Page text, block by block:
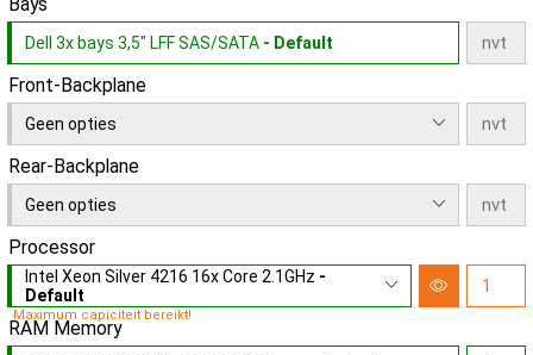
Dell 3x bays 3,5" LFF SAS/SATA - Default
Front-Backplane
Geen opties
Rear-Backplane
Geen opties
Processor
Intel Xeon Silver 4216 16x Core 2.1GHz -
Default
Maximum capiciteit bereikt!
RAM Memory